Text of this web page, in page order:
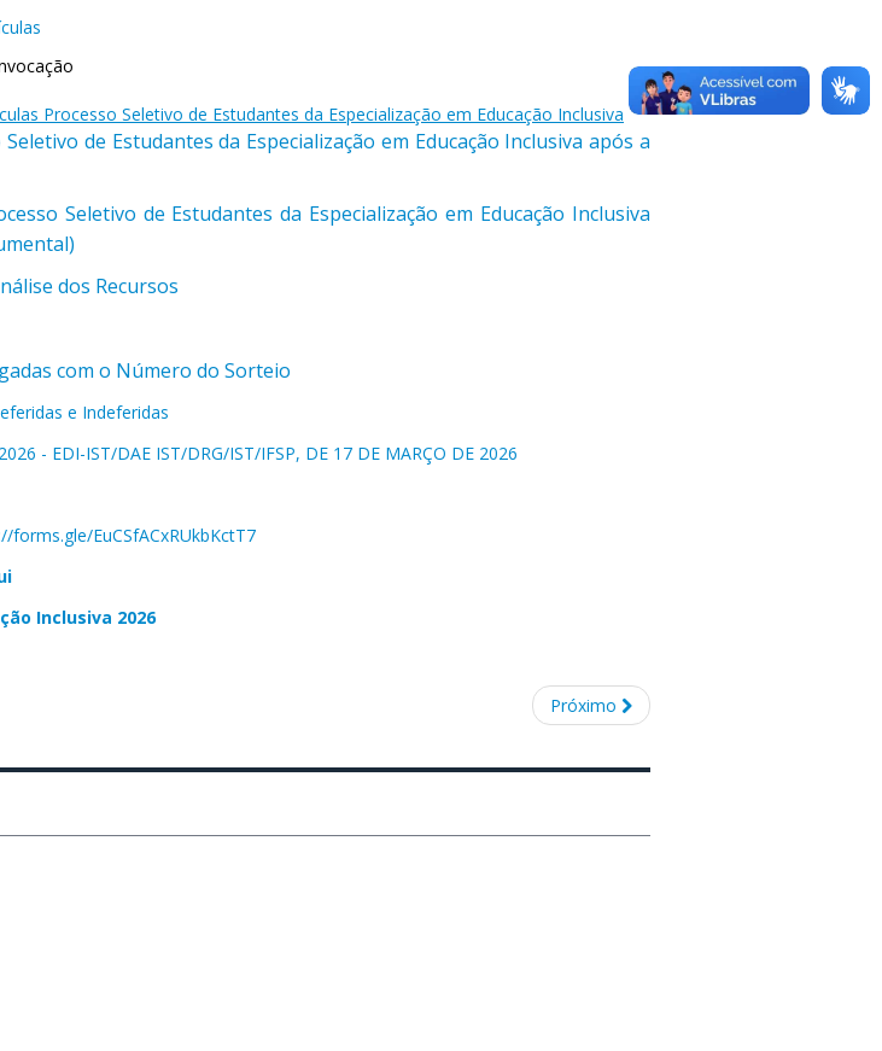
Processo Seletivo de Estudantes da Especialização em Educação Inclusiva
de Estudantes da Especialização em Educação Inclusiva após a
Seletivo de Estudantes da Especialização em Educação Inclusiva
dos Recursos
com o Número do Sorteio
e Indeferidas
- EDI-IST/DAE IST/DRG/IST/IFSP, DE 17 DE MARÇO DE 2026
forms.gle/EuCSfACxRUkbKctT7
Inclusiva 2026
Próximo